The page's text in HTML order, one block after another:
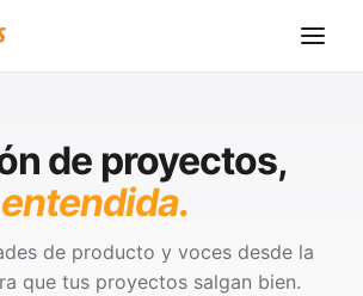
de proyectos,
entendida.
de producto y voces desde la
que tus proyectos salgan bien.